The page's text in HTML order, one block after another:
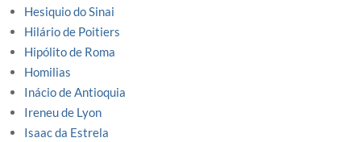
Hesiquio do Sinai
Hilário de Poitiers
Hipólito de Roma
Homilias
Inácio de Antioquia
Ireneu de Lyon
Isaac da Estrela